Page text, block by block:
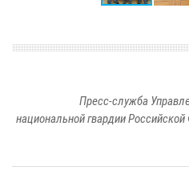
Пресс-служба
национальной гвардии